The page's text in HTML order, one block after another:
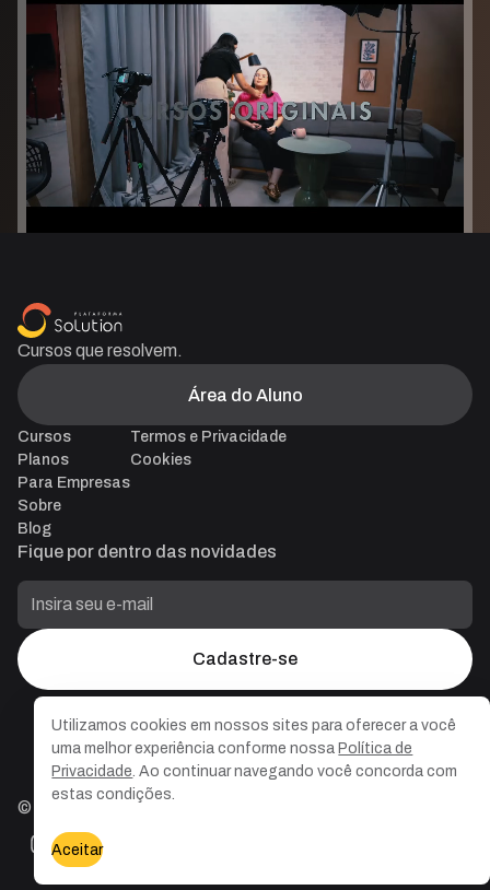
Utilizamos cookies em nossos sites para oferecer a você
uma melhor experiência conforme nossa Política de
Privacidade. Ao continuar navegando você concorda com
estas condições.
Aceitar
Cursos que resolvem.
Área do Aluno
Cursos
Planos
Para Empresas
Sobre
Blog
Termos e Privacidade
Cookies
Fique por dentro das novidades
Cadastre-se
© Plataforma Solution. Todos os direitos reservados.